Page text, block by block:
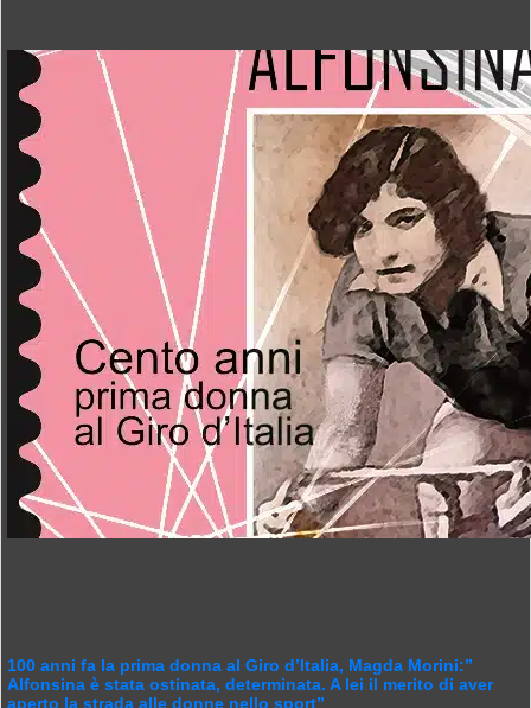
100 anni fa la prima donna al Giro d’Italia, Magda Morini:”
Alfonsina è stata ostinata, determinata. A lei il merito di aver
aperto la strada alle donne nello sport”